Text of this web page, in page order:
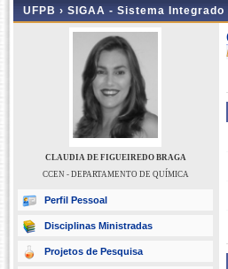
UFPB › SIGAA - Sistema
CLAUDIA DE FIGUEIREDO BRAGA
CCEN - DEPARTAMENTO DE QUÍMICA
Perfil Pessoal
Disciplinas Ministradas
Projetos de Pesquisa